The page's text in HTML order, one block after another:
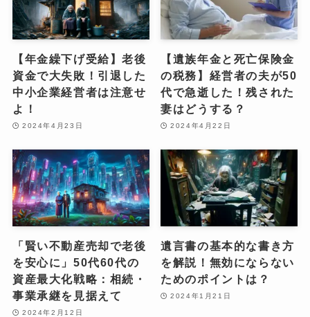
【年金繰下げ受給】老後
資金で大失敗！引退した
中小企業経営者は注意せ
よ！
2024年4月23日
【遺族年金と死亡保険金
の税務】経営者の夫が50
代で急逝した！残された
妻はどうする？
2024年4月22日
「賢い不動産売却で老後
を安心に」50代60代の
資産最大化戦略：相続・
事業承継を見据えて
2024年2月12日
遺言書の基本的な書き方
を解説！無効にならない
ためのポイントは？
2024年1月21日